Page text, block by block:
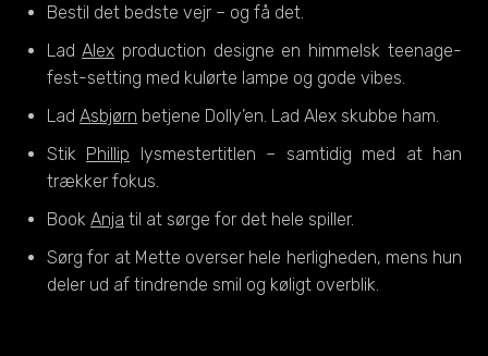
Bestil det bedste vejr – og få det.
LadAlex production designe en himmelsk teenage-
fest-setting med kulørte lampe og gode vibes.
LadAsbjørn betjene Dolly’en. Lad Alex skubbe ham.
Stik Phillip lysmestertitlen – samtidig med at han
trækker fokus.
BookAnja til at sørge for det hele spiller.
Sørg for at Mette overser hele herligheden, mens hun
deler ud af tindrende smil og køligt overblik.